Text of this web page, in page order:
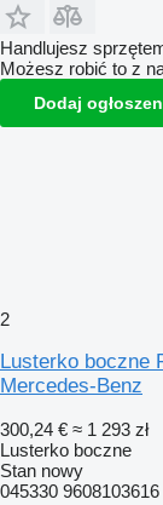
Handlujesz
Możesz robić to z
Dodaj
2
Lusterko boczne
Mercedes-Benz
300,24 € ≈ 1 293 zł
Lusterko boczne
Stan nowy
045330 9608103616